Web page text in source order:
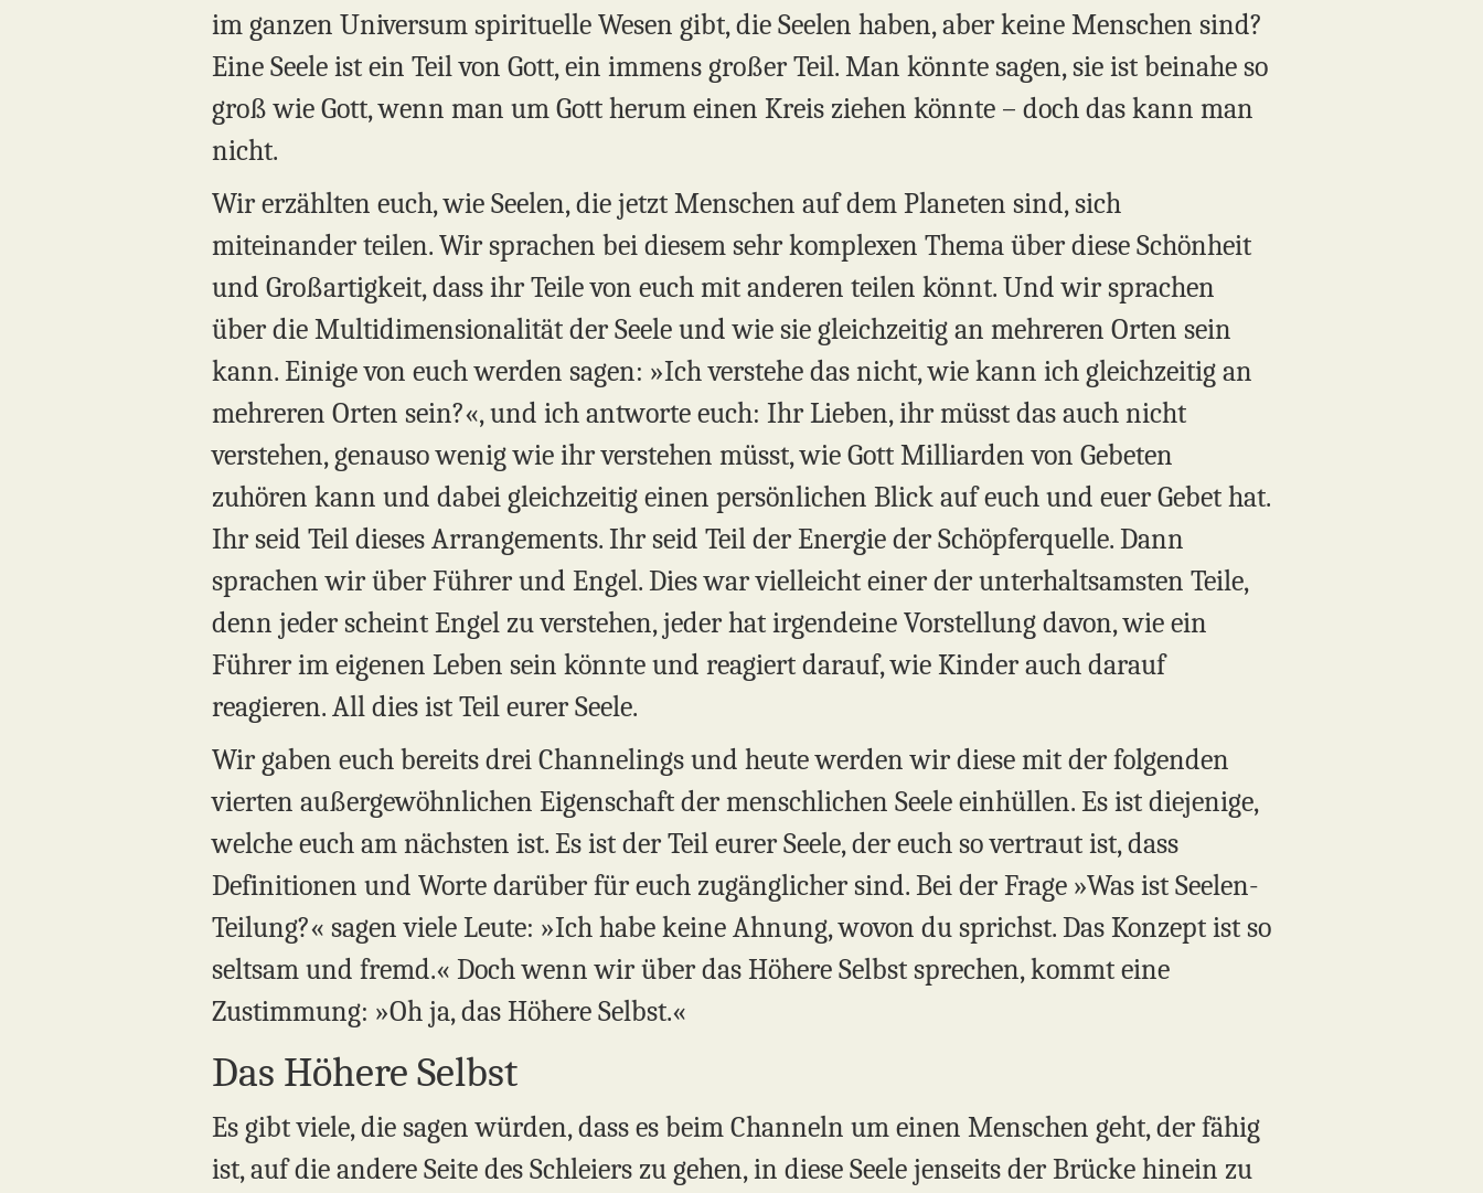
im ganzen Universum spirituelle Wesen gibt, die Seelen haben, aber keine Menschen sind?
Eine Seele ist ein Teil von Gott, ein immens großer Teil. Man könnte sagen, sie ist beinahe so
groß wie Gott, wenn man um Gott herum einen Kreis ziehen könnte – doch das kann man
nicht.
Wir erzählten euch, wie Seelen, die jetzt Menschen auf dem Planeten sind, sich
miteinander teilen. Wir sprachen bei diesem sehr komplexen Thema über diese Schönheit
und Großartigkeit, dass ihr Teile von euch mit anderen teilen könnt. Und wir sprachen
über die Multidimensionalität der Seele und wie sie gleichzeitig an mehreren Orten sein
kann. Einige von euch werden sagen: »Ich verstehe das nicht, wie kann ich gleichzeitig an
mehreren Orten sein?«, und ich antworte euch: Ihr Lieben, ihr müsst das auch nicht
verstehen, genauso wenig wie ihr verstehen müsst, wie Gott Milliarden von Gebeten
zuhören kann und dabei gleichzeitig einen persönlichen Blick auf euch und euer Gebet hat.
Ihr seid Teil dieses Arrangements. Ihr seid Teil der Energie der Schöpferquelle. Dann
sprachen wir über Führer und Engel. Dies war vielleicht einer der unterhaltsamsten Teile,
denn jeder scheint Engel zu verstehen, jeder hat irgendeine Vorstellung davon, wie ein
Führer im eigenen Leben sein könnte und reagiert darauf, wie Kinder auch darauf
reagieren. All dies ist Teil eurer Seele.
Wir gaben euch bereits drei Channelings und heute werden wir diese mit der folgenden
vierten außergewöhnlichen Eigenschaft der menschlichen Seele einhüllen. Es ist diejenige,
welche euch am nächsten ist. Es ist der Teil eurer Seele, der euch so vertraut ist, dass
Definitionen und Worte darüber für euch zugänglicher sind. Bei der Frage »Was ist Seelen-
Teilung?« sagen viele Leute: »Ich habe keine Ahnung, wovon du sprichst. Das Konzept ist so
seltsam und fremd.« Doch wenn wir über das Höhere Selbst sprechen, kommt eine
Zustimmung: »Oh ja, das Höhere Selbst.«
Das Höhere Selbst
Es gibt viele, die sagen würden, dass es beim Channeln um einen Menschen geht, der fähig
ist, auf die andere Seite des Schleiers zu gehen, in diese Seele jenseits der Brücke hinein zu